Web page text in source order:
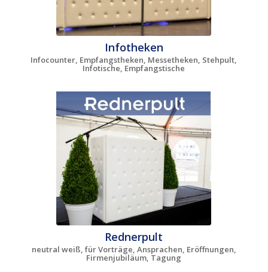
Infotheken
Infocounter, Empfangstheken, Messetheken, Stehpult,
Infotische, Empfangstische
Rednerpult
neutral weiß, für Vorträge, Ansprachen, Eröffnungen,
Firmenjubiläum, Tagung